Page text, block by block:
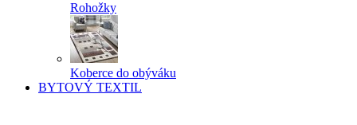
Rohožky
Koberce do obýváku
BYTOVÝ TEXTIL